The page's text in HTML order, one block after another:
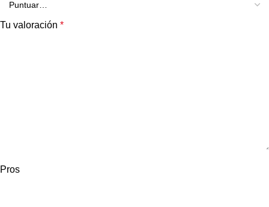
Tu valoración *
Pros